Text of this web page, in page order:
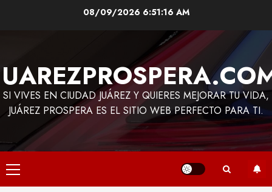
08/09/2026 6:51:16 AM
SI VIVES EN CIUDAD JUÁREZ Y QUIERES MEJORAR TU VIDA,
JUÁREZ PROSPERA ES EL SITIO WEB PERFECTO PARA TI.
Menú
principal